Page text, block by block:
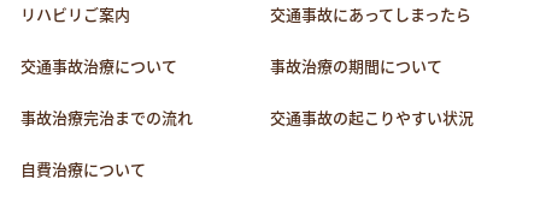
リハビリご案内
交通事故治療について
事故治療完治までの流れ
自費治療について
交通事故にあってしまったら
事故治療の期間について
交通事故の起こりやすい状況